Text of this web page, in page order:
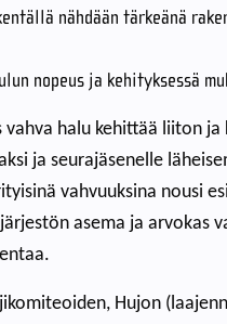
nähdään tärkeänä
nopeus ja kehityksessä
vahva halu kehittää liiton
ja seurajäsenelle
vahvuuksina nousi
asema ja arvokas
Hujon